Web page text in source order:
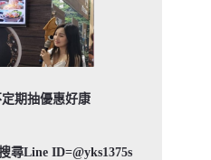
期抽優惠好康
尋Line ID=@yks1375s